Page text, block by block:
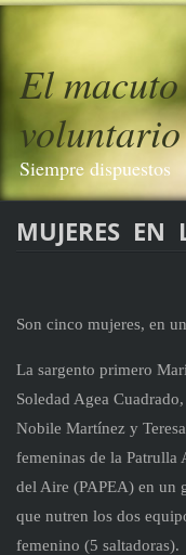
El
voluntario
Siempre dispuestos
MUJERES EN
Son cinco mujeres, en
La sargento primero
Soledad Agea
Nobile Martínez y
femeninas de la Patrulla
del Aire (PAPEA) en un
que nutren los dos
femenino (5 saltadoras).